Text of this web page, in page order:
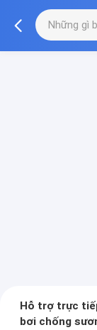
Hỗ trợ trực
bơi chống